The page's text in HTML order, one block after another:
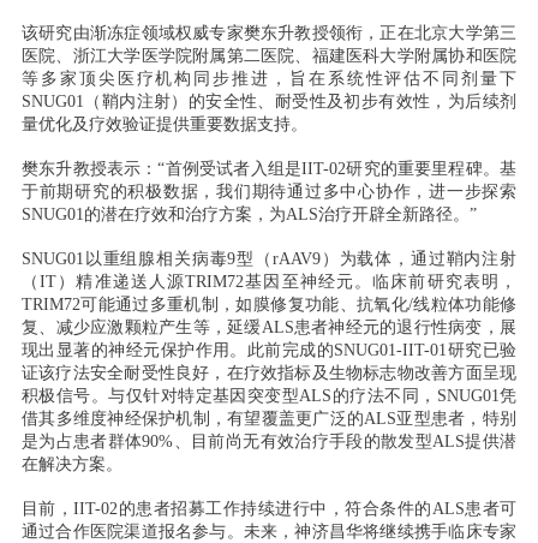
该研究由渐冻症领域权威专家樊东升教授领衔，正在北京大学第三
医院、浙江大学医学院附属第二医院、福建医科大学附属协和医院
等多家顶尖医疗机构同步推进，旨在系统性评估不同剂量下
SNUG01（鞘内注射）的安全性、耐受性及初步有效性，为后续剂
量优化及疗效验证提供重要数据支持。
樊东升教授表示：“首例受试者入组是IIT-02研究的重要里程碑。基
于前期研究的积极数据，我们期待通过多中心协作，进一步探索
SNUG01的潜在疗效和治疗方案，为ALS治疗开辟全新路径。”
SNUG01以重组腺相关病毒9型（rAAV9）为载体，通过鞘内注射
（IT）精准递送人源TRIM72基因至神经元。临床前研究表明，
TRIM72可能通过多重机制，如膜修复功能、抗氧化/线粒体功能修
复、减少应激颗粒产生等，延缓ALS患者神经元的退行性病变，展
现出显著的神经元保护作用。此前完成的SNUG01-IIT-01研究已验
证该疗法安全耐受性良好，在疗效指标及生物标志物改善方面呈现
积极信号。与仅针对特定基因突变型ALS的疗法不同，SNUG01凭
借其多维度神经保护机制，有望覆盖更广泛的ALS亚型患者，特别
是为占患者群体90%、目前尚无有效治疗手段的散发型ALS提供潜
在解决方案。
目前，IIT-02的患者招募工作持续进行中，符合条件的ALS患者可
通过合作医院渠道报名参与。未来，神济昌华将继续携手临床专家